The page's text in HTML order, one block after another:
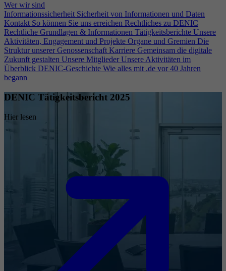
Wer wir sind
Informationssicherheit Sicherheit von Informationen und Daten
Kontakt So können Sie uns erreichen Rechtliches zu DENIC
Rechtliche Grundlagen & Informationen Tätigkeitsberichte Unsere
Aktivitäten, Engagement und Projekte Organe und Gremien Die
Struktur unserer Genossenschaft Karriere Gemeinsam die digitale
Zukunft gestalten Unsere Mitglieder Unsere Aktivitäten im
Überblick DENIC-Geschichte Wie alles mit .de vor 40 Jahren
begann
DENIC Tätigkeitsbericht 2025
Hier lesen